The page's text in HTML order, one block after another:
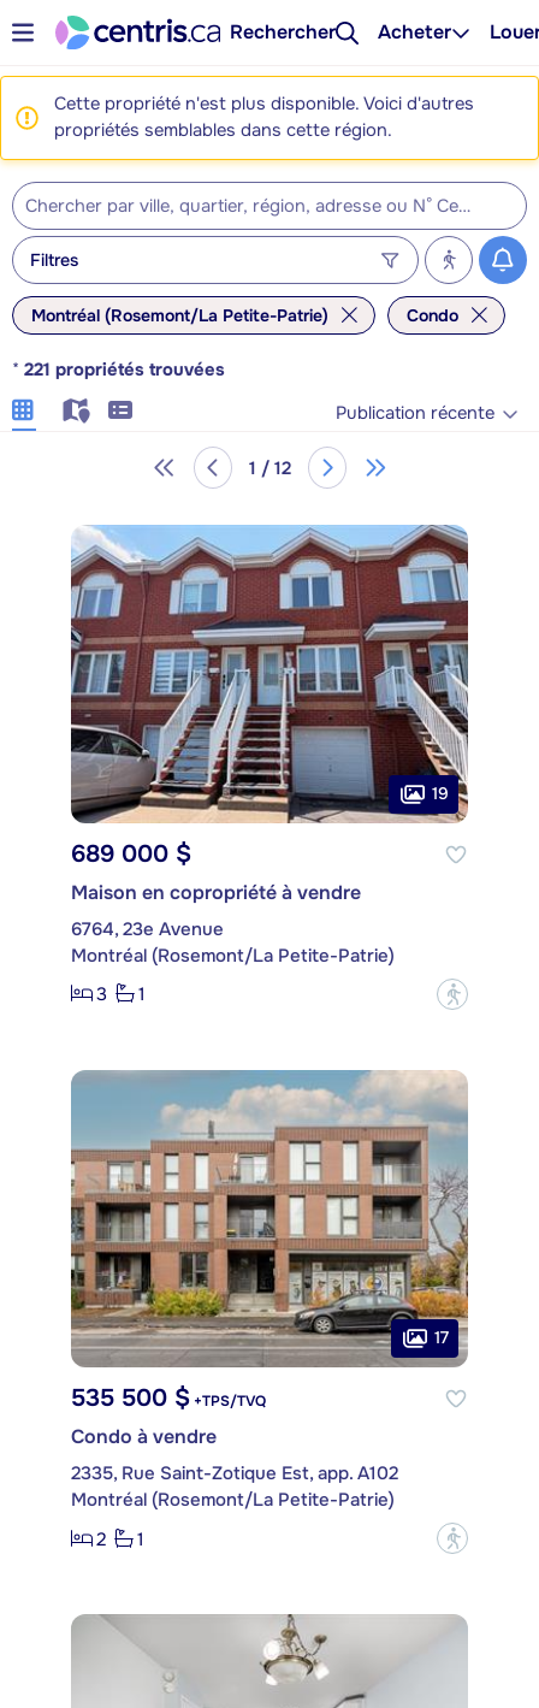
Rechercher Acheter
Cette propriété n'est plus disponible. Voici d'autres
propriétés semblables dans cette région.
Filtres
Montréal (Rosemont/La Petite-Patrie) Condo
* 221 propriétés trouvées
Publication récente
1 / 12
19
689 000 $
Maison en copropriété à vendre
6764, 23e Avenue
Montréal (Rosemont/La Petite-Patrie)
3
1 ?
17
535 500 $ +TPS/TVQ
Condo à vendre
2335, Rue Saint-Zotique Est, app. A102
Montréal (Rosemont/La Petite-Patrie)
2
1 ?